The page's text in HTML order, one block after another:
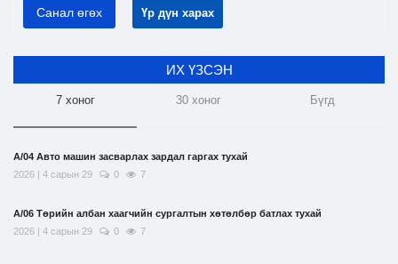
Санал өгөх Үр дүн харах
ИХ ҮЗСЭН
7 хоног 30 хоног Бүгд
А/04 Авто машин засварлах зардал гаргах тухай
2026 | 4 сарын 29
0 7
А/06 Төрийн албан хаагчийн сургалтын хөтөлбөр батлах тухай
2026 | 4 сарын 29
0 7